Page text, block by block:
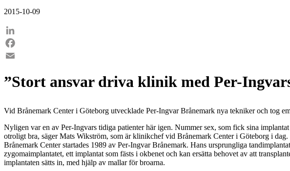
2015-10-09
LinkedIn
Facebook
”Stort ansvar driva klinik med Per-
Vid Brånemark Center i Göteborg utvecklade Per-Ingvar Brånemark nya tekniker och tog
Nyligen var en av Per-Ingvars tidiga patienter här igen. Nummer sex, som fick sina
otroligt bra, säger Mats Wikström, som är klinikchef vid Brånemark Center i Göteborg i dag.
Brånemark Center startades 1989 av Per-Ingvar Brånemark. Hans ursprungliga
zygomaimplantatet, ett implantat som fästs i okbenet och kan ersätta behovet av att
implantaten sätts in, med hjälp av mallar för broarna.